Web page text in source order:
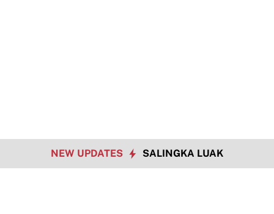
NEW UPDATES SALINGKA LUAK